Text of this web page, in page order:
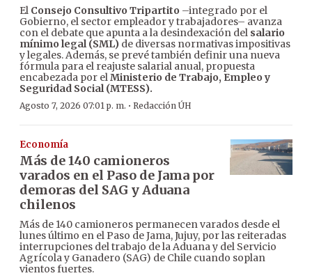
El Consejo Consultivo Tripartito –integrado por el
Gobierno, el sector empleador y trabajadores– avanza
con el debate que apunta a la desindexación del salario
mínimo legal (SML) de diversas normativas impositivas
y legales. Además, se prevé también definir una nueva
fórmula para el reajuste salarial anual, propuesta
encabezada por elMinisterio de Trabajo, Empleo y
Seguridad Social (MTESS).
Agosto 7, 2026 07:01 p. m. · Redacción ÚH
Economía
Más de 140 camioneros
varados en el Paso de Jama por
demoras del SAG y Aduana
chilenos
Más de 140 camioneros permanecen varados desde el
lunes último en el Paso de Jama, Jujuy, por las reiteradas
interrupciones del trabajo de la Aduana y del Servicio
Agrícola y Ganadero (SAG) de Chile cuando soplan
vientos fuertes.